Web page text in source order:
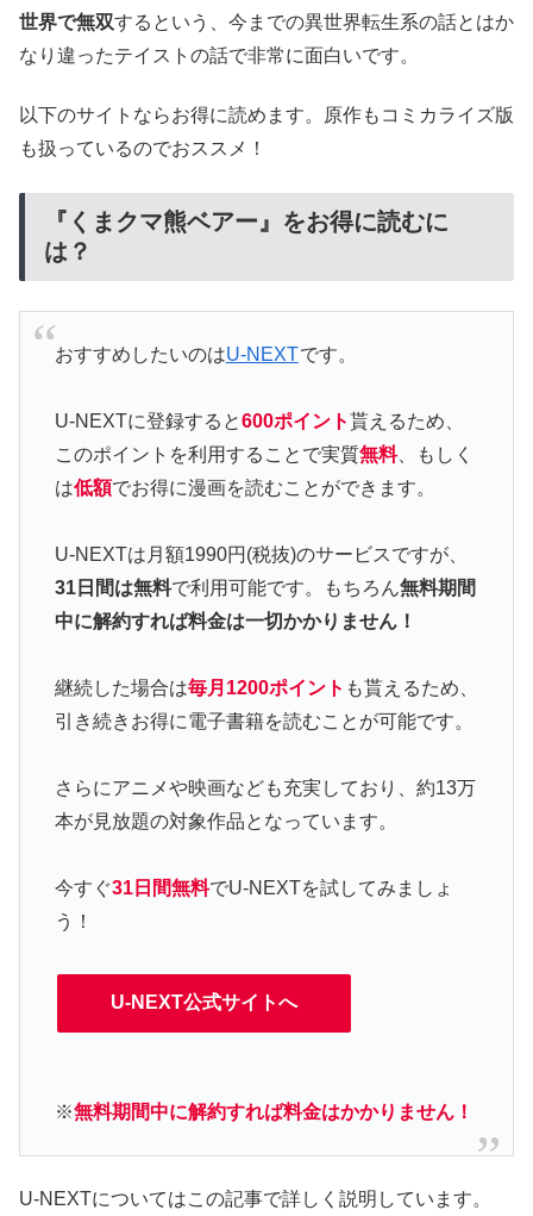
世界で無双するという、今までの異世界転生系の話とはか
なり違ったテイストの話で非常に面白いです。
以下のサイトならお得に読めます。原作もコミカライズ版
も扱っているのでおススメ！
『くまクマ熊ベアー』をお得に読むに
は？
おすすめしたいのはU-NEXTです。
U-NEXTに登録すると600ポイント貰えるため、
このポイントを利用することで実質無料、もしく
は低額でお得に漫画を読むことができます。
U-NEXTは月額1990円(税抜)のサービスですが、
31日間は無料で利用可能です。もちろん無料期間
中に解約すれば料金は一切かかりません！
継続した場合は毎月1200ポイント も貰えるため、
引き続きお得に電子書籍を読むことが可能です。
さらにアニメや映画なども充実しており、約13万
本が見放題の対象作品となっています。
今すぐ31日間無料でU-NEXTを試してみましょ
う！
U-NEXT公式サイトへ
※無料期間中に解約すれば料金はかかりません！
U-NEXTについてはこの記事で詳しく説明しています。